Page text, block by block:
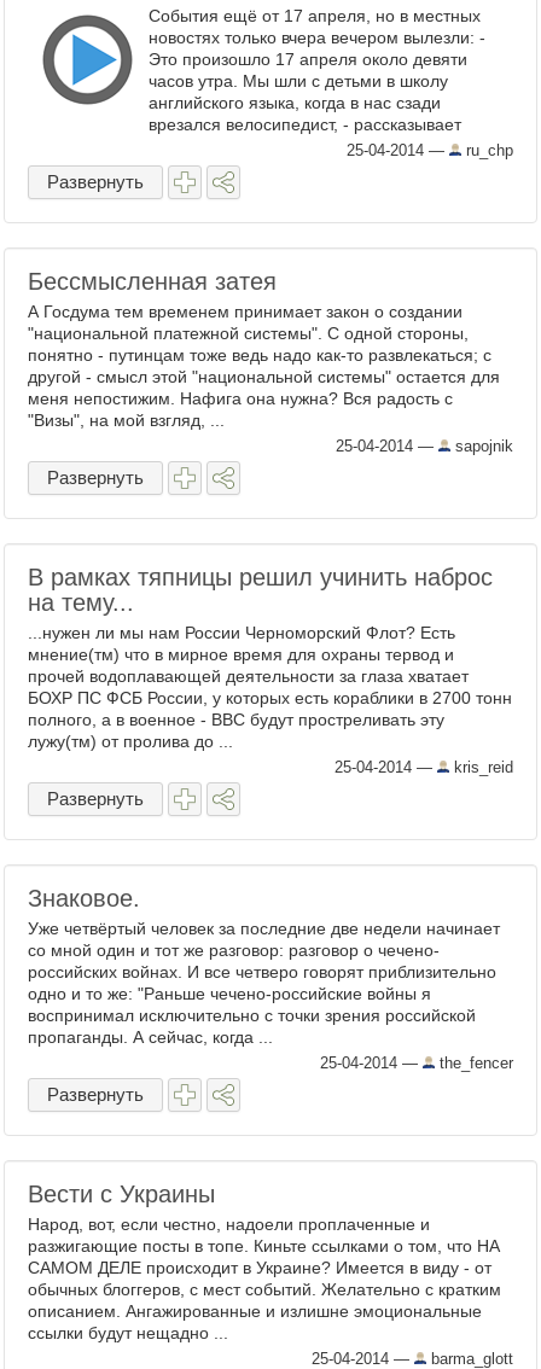
События ещё от 17 апреля, но в местных
новостях только вчера вечером вылезли: -
Это произошло 17 апреля около девяти
часов утра. Мы шли с детьми в школу
английского языка, когда в нас сзади
врезался велосипедист, - рассказывает
E1.RU Евгений. - Я повернулся, сделал ему
замечание. ...
25-04-2014 — ru_chp
Развернуть
Бессмысленная затея
А Госдума тем временем принимает закон о создании
"национальной платежной системы". С одной стороны,
понятно - путинцам тоже ведь надо как-то развлекаться; с
другой - смысл этой "национальной системы" остается для
меня непостижим. Нафига она нужна? Вся радость с
"Визы", на мой взгляд, ...
25-04-2014 — sapojnik
Развернуть
В рамках тяпницы решил учинить наброс
на тему...
...нужен ли мы нам России Черноморский Флот? Есть
мнение(тм) что в мирное время для охраны тервод и
прочей водоплавающей деятельности за глаза хватает
БОХР ПС ФСБ России, у которых есть кораблики в 2700 тонн
полного, а в военное - ВВС будут простреливать эту
лужу(тм) от пролива до ...
25-04-2014 — kris_reid
Развернуть
Знаковое.
Уже четвёртый человек за последние две недели начинает
со мной один и тот же разговор: разговор о чечено-
российских войнах. И все четверо говорят приблизительно
одно и то же: "Раньше чечено-российские войны я
воспринимал исключительно с точки зрения российской
пропаганды. А сейчас, когда ...
25-04-2014 — the_fencer
Развернуть
Вести с Украины
Народ, вот, если честно, надоели проплаченные и
разжигающие посты в топе. Киньте ссылками о том, что НА
САМОМ ДЕЛЕ происходит в Украине? Имеется в виду - от
обычных блоггеров, с мест событий. Желательно с кратким
описанием. Ангажированные и излишне эмоциональные
ссылки будут нещадно ...
25-04-2014 — barma_glott